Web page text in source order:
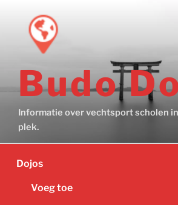
Budo
Informatie over vechtsport scholen
plek.
Dojos
Voeg toe